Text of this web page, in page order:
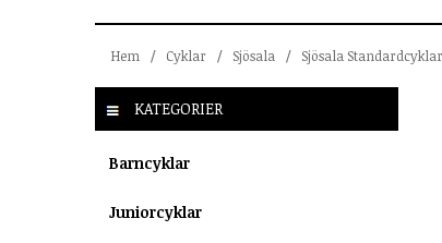
Hem / Cyklar / Sjösala / Sjösala Standardcyklar
KATEGORIER
Barncyklar
Juniorcyklar